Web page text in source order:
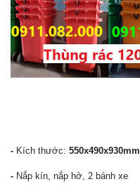
- Kích thước: 550x490x930mm
- Nắp kín, nắp hở, 2 bánh xe